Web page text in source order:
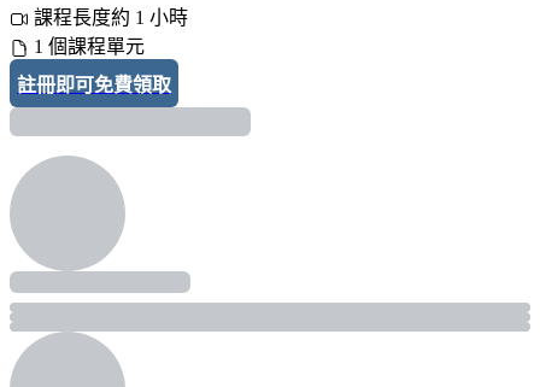
課程長度約 1 小時
1 個課程單元
註冊即可免費領取